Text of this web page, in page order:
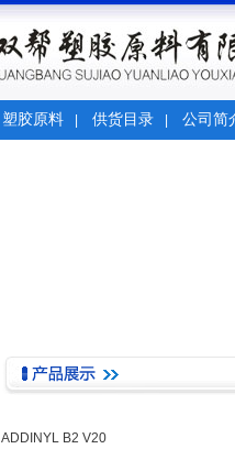
塑胶原料 供货目录 公司简
ADDINYL B2 V20